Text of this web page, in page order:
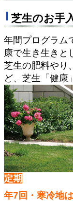
芝生のお手
年間プログラム
康で生き生きと
芝生の肥料やり
ど、芝生「健康
定期
年7回・寒冷地